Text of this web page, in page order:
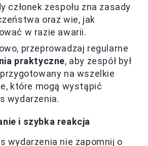
członek zespołu zna zasady
oraz wie, jak
w razie awarii.
przeprowadzaj regularne
praktyczne, aby zespół był
na wszelkie
które mogą wystąpić
wydarzenia.
i szybka reakcja
wydarzenia nie zapomnij o